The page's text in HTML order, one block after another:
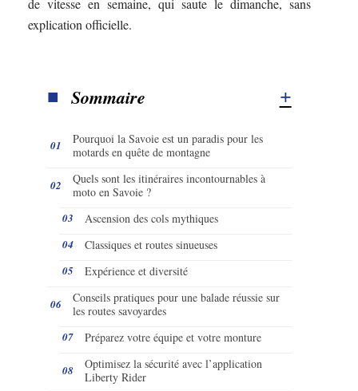
de vitesse en semaine, qui saute le dimanche, sans
explication officielle.
Sommaire
Pourquoi la Savoie est un paradis pour les
motards en quête de montagne
Quels sont les itinéraires incontournables à
moto en Savoie ?
Ascension des cols mythiques
Classiques et routes sinueuses
Expérience et diversité
Conseils pratiques pour une balade réussie sur
les routes savoyardes
Préparez votre équipe et votre monture
Optimisez la sécurité avec l’application
Liberty Rider